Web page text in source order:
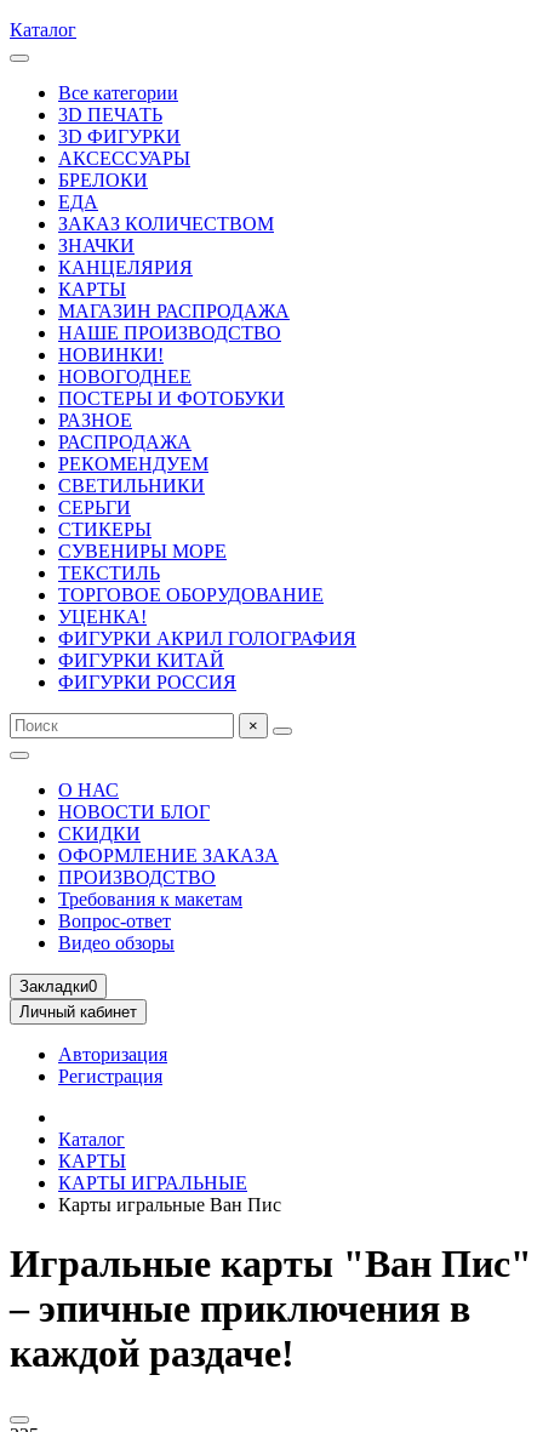
Каталог
Все категории
3D ПЕЧАТЬ
3D ФИГУРКИ
АКСЕССУАРЫ
БРЕЛОКИ
ЕДА
ЗАКАЗ КОЛИЧЕСТВОМ
ЗНАЧКИ
КАНЦЕЛЯРИЯ
КАРТЫ
МАГАЗИН РАСПРОДАЖА
НАШЕ ПРОИЗВОДСТВО
НОВИНКИ!
НОВОГОДНЕЕ
ПОСТЕРЫ И ФОТОБУКИ
РАЗНОЕ
РАСПРОДАЖА
РЕКОМЕНДУЕМ
СВЕТИЛЬНИКИ
СЕРЬГИ
СТИКЕРЫ
СУВЕНИРЫ МОРЕ
ТЕКСТИЛЬ
ТОРГОВОЕ ОБОРУДОВАНИЕ
УЦЕНКА!
ФИГУРКИ АКРИЛ ГОЛОГРАФИЯ
ФИГУРКИ КИТАЙ
ФИГУРКИ РОССИЯ
×
О НАС
НОВОСТИ БЛОГ
СКИДКИ
ОФОРМЛЕНИЕ ЗАКАЗА
ПРОИЗВОДСТВО
Требования к макетам
Вопрос-ответ
Видео обзоры
Закладки0
Личный кабинет
Авторизация
Регистрация
Каталог
КАРТЫ
КАРТЫ ИГРАЛЬНЫЕ
Карты игральные Ван Пис
Игральные карты "Ван Пис"
– эпичные приключения в
каждой раздаче!